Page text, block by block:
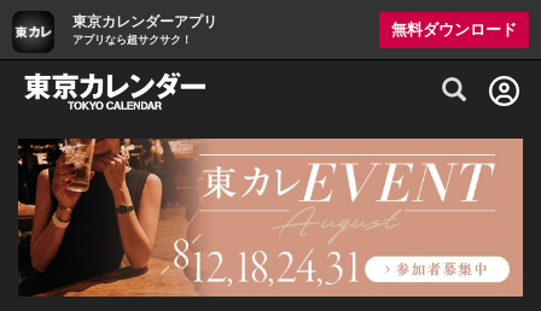
東京カレンダーアプリ
アプリなら超サクサク！
無料ダウンロード
グルメ情報・プレミアムレストラン予約